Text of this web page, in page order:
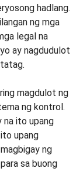
hadlang.
ng mga
legal na
ay nagdudulot
magdulot ng
ng kontrol.
na ito upang
upang
ng
sa buong